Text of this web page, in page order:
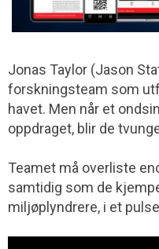
Jonas Taylor (Jason
forskningsteam som
havet. Men når et
oppdraget, blir de
Teamet må overliste
samtidig som de
miljøplyndrere, i et